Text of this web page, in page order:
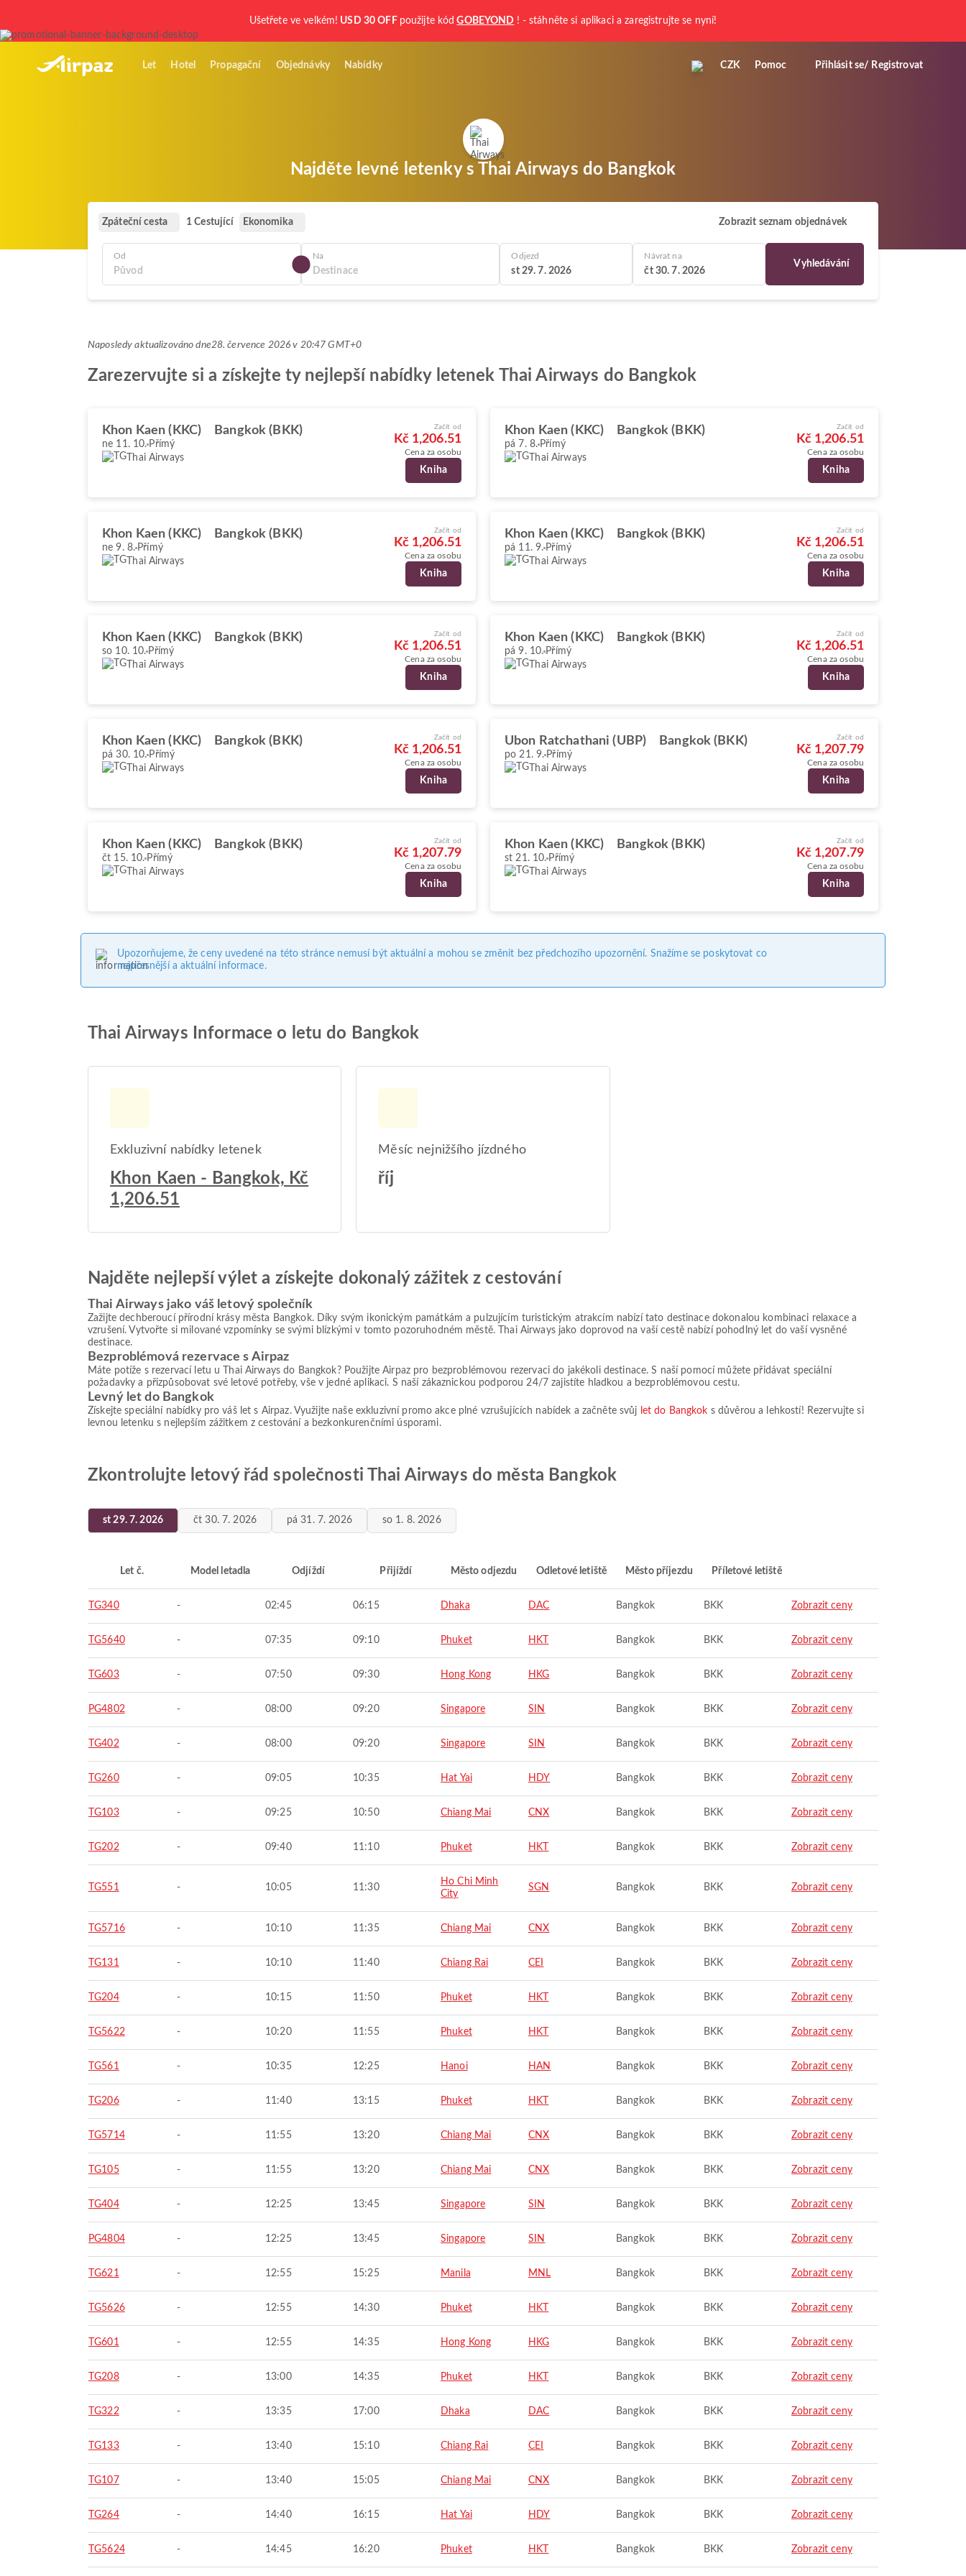
Ušetřete ve velkém! USD 30 OFF použijte kód GOBEYOND ! - stáhněte si aplikaci a zaregistrujte se nyní!
Let Hotel Propagační Objednávky Nabídky CZK Pomoc Přihlásit se/ Registrovat
Najděte levné letenky s Thai Airways do Bangkok
Zpáteční cesta 1 Cestující Ekonomika Zobrazit seznam objednávek
Od Na Odjezd
st 29. 7. 2026
Návrat na
čt 30. 7. 2026
Vyhledávání
Naposledy aktualizováno dne28. července 2026 v 20:47 GMT+0
Zarezervujte si a získejte ty nejlepší nabídky letenek Thai Airways do Bangkok
Khon Kaen (KKC) Bangkok (BKK)
ne 11. 10. Přímý
Thai Airways
Začít od
Kč 1,206.51
Cena za osobu
Kniha
Khon Kaen (KKC) Bangkok (BKK)
pá 7. 8. Přímý
Thai Airways
Začít od
Kč 1,206.51
Cena za osobu
Kniha
Khon Kaen (KKC) Bangkok (BKK)
ne 9. 8. Přímý
Thai Airways
Začít od
Kč 1,206.51
Cena za osobu
Kniha
Khon Kaen (KKC) Bangkok (BKK)
pá 11. 9. Přímý
Thai Airways
Začít od
Kč 1,206.51
Cena za osobu
Kniha
Khon Kaen (KKC) Bangkok (BKK)
so 10. 10. Přímý
Thai Airways
Začít od
Kč 1,206.51
Cena za osobu
Kniha
Khon Kaen (KKC) Bangkok (BKK)
pá 9. 10. Přímý
Thai Airways
Začít od
Kč 1,206.51
Cena za osobu
Kniha
Khon Kaen (KKC) Bangkok (BKK)
pá 30. 10. Přímý
Thai Airways
Začít od
Kč 1,206.51
Cena za osobu
Kniha
Ubon Ratchathani (UBP) Bangkok (BKK)
po 21. 9. Přímý
Thai Airways
Začít od
Kč 1,207.79
Cena za osobu
Kniha
Khon Kaen (KKC) Bangkok (BKK)
čt 15. 10. Přímý
Thai Airways
Začít od
Kč 1,207.79
Cena za osobu
Kniha
Khon Kaen (KKC) Bangkok (BKK)
st 21. 10. Přímý
Thai Airways
Začít od
Kč 1,207.79
Cena za osobu
Kniha
Upozorňujeme, že ceny uvedené na této stránce nemusí být aktuální a mohou se změnit bez předchozího upozornění. Snažíme se poskytovat co
nejpřesnější a aktuální informace.
Thai Airways Informace o letu do Bangkok
Exkluzivní nabídky letenek
Khon Kaen - Bangkok, Kč
1,206.51
Měsíc nejnižšího jízdného
říj
Najděte nejlepší výlet a získejte dokonalý zážitek z cestování
Thai Airways jako váš letový společník
Zažijte dechberoucí přírodní krásy města Bangkok. Díky svým ikonickým památkám a pulzujícím turistickým atrakcím nabízí tato destinace dokonalou kombinaci relaxace a
vzrušení. Vytvořte si milované vzpomínky se svými blízkými v tomto pozoruhodném městě. Thai Airways jako doprovod na vaší cestě nabízí pohodlný let do vaší vysněné
destinace.
Bezproblémová rezervace s Airpaz
Máte potíže s rezervací letu u Thai Airways do Bangkok? Použijte Airpaz pro bezproblémovou rezervaci do jakékoli destinace. S naší pomocí můžete přidávat speciální
požadavky a přizpůsobovat své letové potřeby, vše v jedné aplikaci. S naší zákaznickou podporou 24/7 zajistíte hladkou a bezproblémovou cestu.
Levný let do Bangkok
Získejte speciální nabídky pro váš let s Airpaz. Využijte naše exkluzivní promo akce plné vzrušujících nabídek a začněte svůj let do Bangkok s důvěrou a lehkostí! Rezervujte si
levnou letenku s nejlepším zážitkem z cestování a bezkonkurenčními úsporami.
Zkontrolujte letový řád společnosti Thai Airways do města Bangkok
st 29. 7. 2026 čt 30. 7. 2026 pá 31. 7. 2026 so 1. 8. 2026
Let č. Model letadla Odjíždí Přijíždí Město odjezdu Odletové letiště Město příjezdu Příletové letiště
TG340 - 02:45 06:15 Dhaka DAC Bangkok BKK Zobrazit ceny
TG5640 - 07:35 09:10 Phuket HKT Bangkok BKK Zobrazit ceny
TG603 - 07:50 09:30 Hong Kong HKG Bangkok BKK Zobrazit ceny
PG4802 - 08:00 09:20 Singapore SIN Bangkok BKK Zobrazit ceny
TG402 - 08:00 09:20 Singapore SIN Bangkok BKK Zobrazit ceny
TG260 - 09:05 10:35 Hat Yai HDY Bangkok BKK Zobrazit ceny
TG103 - 09:25 10:50 Chiang Mai CNX Bangkok BKK Zobrazit ceny
TG202 - 09:40 11:10 Phuket HKT Bangkok BKK Zobrazit ceny
TG551 - 10:05 11:30
Ho Chi Minh
City
SGN Bangkok BKK Zobrazit ceny
TG5716 - 10:10 11:35 Chiang Mai CNX Bangkok BKK Zobrazit ceny
TG131 - 10:10 11:40 Chiang Rai CEI Bangkok BKK Zobrazit ceny
TG204 - 10:15 11:50 Phuket HKT Bangkok BKK Zobrazit ceny
TG5622 - 10:20 11:55 Phuket HKT Bangkok BKK Zobrazit ceny
TG561 - 10:35 12:25 Hanoi HAN Bangkok BKK Zobrazit ceny
TG206 - 11:40 13:15 Phuket HKT Bangkok BKK Zobrazit ceny
TG5714 - 11:55 13:20 Chiang Mai CNX Bangkok BKK Zobrazit ceny
TG105 - 11:55 13:20 Chiang Mai CNX Bangkok BKK Zobrazit ceny
TG404 - 12:25 13:45 Singapore SIN Bangkok BKK Zobrazit ceny
PG4804 - 12:25 13:45 Singapore SIN Bangkok BKK Zobrazit ceny
TG621 - 12:55 15:25 Manila MNL Bangkok BKK Zobrazit ceny
TG5626 - 12:55 14:30 Phuket HKT Bangkok BKK Zobrazit ceny
TG601 - 12:55 14:35 Hong Kong HKG Bangkok BKK Zobrazit ceny
TG208 - 13:00 14:35 Phuket HKT Bangkok BKK Zobrazit ceny
TG322 - 13:35 17:00 Dhaka DAC Bangkok BKK Zobrazit ceny
TG133 - 13:40 15:10 Chiang Rai CEI Bangkok BKK Zobrazit ceny
TG107 - 13:40 15:05 Chiang Mai CNX Bangkok BKK Zobrazit ceny
TG264 - 14:40 16:15 Hat Yai HDY Bangkok BKK Zobrazit ceny
TG5624 - 14:45 16:20 Phuket HKT Bangkok BKK Zobrazit ceny